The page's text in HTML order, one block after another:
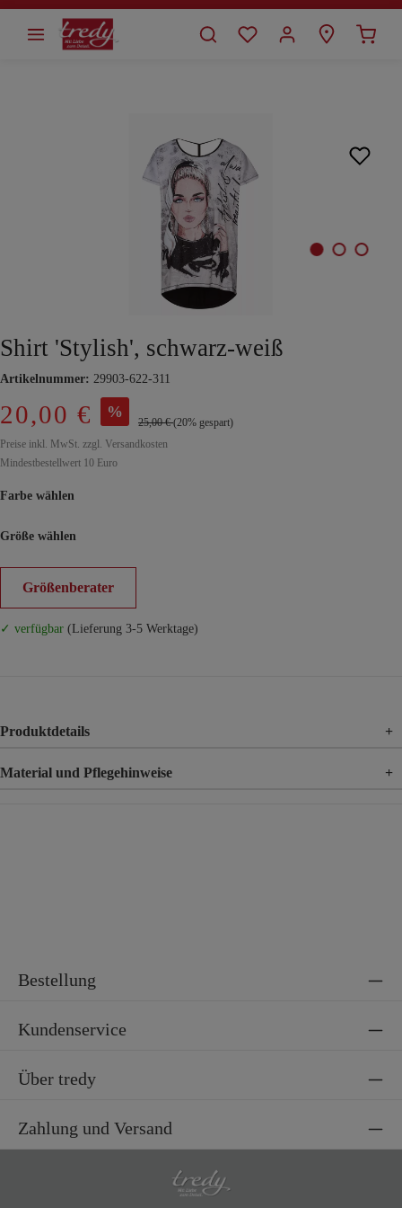
springen
Shirt 'Stylish', schwarz-weiß
Artikelnummer: 29903-622-311
20,00 € %
25,00 €(20% gespart)
Preise inkl. MwSt. zzgl. Versandkosten
Mindestbestellwert 10 Euro
Farbe wählen
Größe wählen
Größenberater
✓ verfügbar (Lieferung 3-5 Werktage)
Produktdetails +
Material und Pflegehinweise +
Bestellung
Kundenservice
Über tredy
Zahlung und Versand